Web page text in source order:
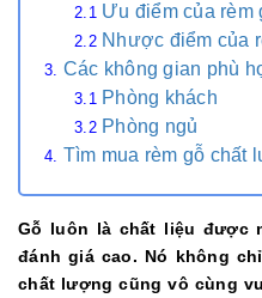
Ưu điểm của rèm
Nhược điểm của
Các không gian phù
Phòng khách
Phòng ngủ
Tìm mua rèm gỗ chất
Gỗ luôn là chất liệu được
đánh giá cao. Nó không
chất lượng cũng vô cùng